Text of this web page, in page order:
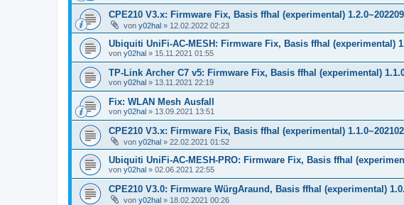
CPE210 V3.x: Firmware Fix, Basis ffhal (experimental)
von y02hal » 12.02.2022 02:23
Ubiquiti UniFi-AC-MESH: Firmware Fix, Basis ffhal (experimental)
von y02hal » 15.11.2021 01:55
TP-Link Archer C7 v5: Firmware Fix, Basis ffhal (experimental)
von y02hal » 13.11.2021 22:19
Fix: WLAN Mesh Ausfall
von y02hal » 13.09.2021 13:51
CPE210 V3.x: Firmware Fix, Basis ffhal (experimental)
von y02hal » 22.02.2021 01:52
Ubiquiti UniFi-AC-MESH-PRO: Firmware Fix, Basis ffhal
von y02hal » 02.06.2021 22:55
CPE210 V3.0: Firmware WürgAraund, Basis ffhal (experimental)
von y02hal » 18.02.2021 00:26